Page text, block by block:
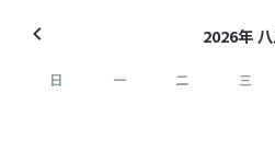
2026年 八
日 一 二 三